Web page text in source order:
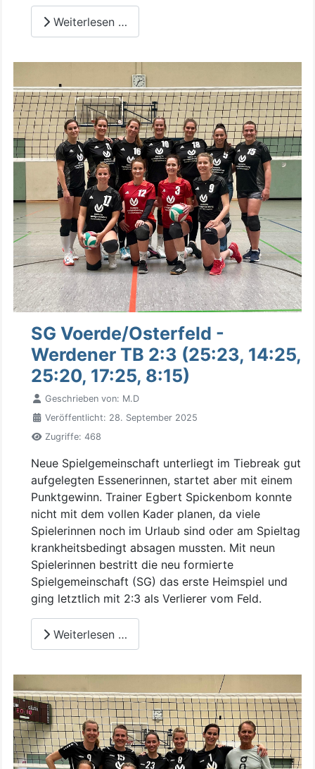
Weiterlesen …
SG Voerde/Osterfeld -
Werdener TB 2:3 (25:23, 14:25,
25:20, 17:25, 8:15)
Geschrieben von: M.D
Veröffentlicht: 28. September 2025
Zugriffe: 468
Neue Spielgemeinschaft unterliegt im Tiebreak gut
aufgelegten Essenerinnen, startet aber mit einem
Punktgewinn. Trainer Egbert Spickenbom konnte
nicht mit dem vollen Kader planen, da viele
Spielerinnen noch im Urlaub sind oder am Spieltag
krankheitsbedingt absagen mussten. Mit neun
Spielerinnen bestritt die neu formierte
Spielgemeinschaft (SG) das erste Heimspiel und
ging letztlich mit 2:3 als Verlierer vom Feld.
Weiterlesen …